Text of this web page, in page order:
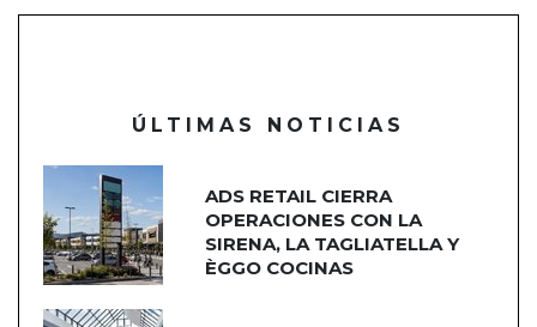
ÚLTIMAS NOTICIAS
ADS RETAIL CIERRA
OPERACIONES CON LA
SIRENA, LA TAGLIATELLA Y
ÈGGO COCINAS